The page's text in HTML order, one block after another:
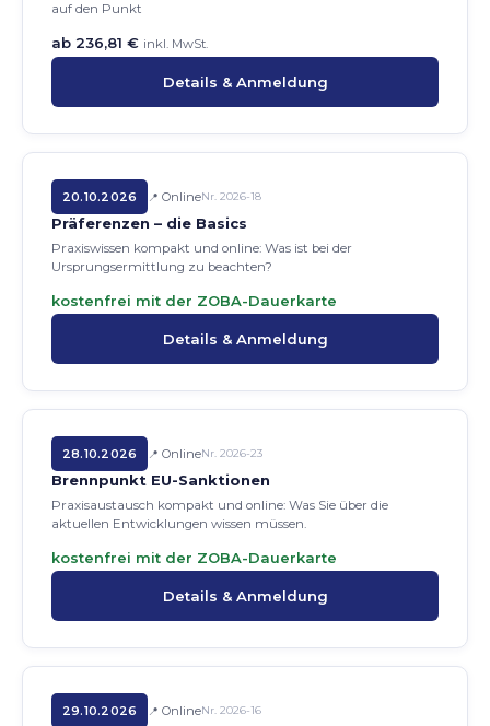
auf den Punkt
ab 236,81 € inkl. MwSt.
Details & Anmeldung
20.10.2026 OnlineNr. 2026-18
Präferenzen – die Basics
Praxiswissen kompakt und online: Was ist bei der
Ursprungsermittlung zu beachten?
kostenfrei mit der ZOBA-Dauerkarte
Details & Anmeldung
28.10.2026 OnlineNr. 2026-23
Brennpunkt EU-Sanktionen
Praxisaustausch kompakt und online: Was Sie über die
aktuellen Entwicklungen wissen müssen.
kostenfrei mit der ZOBA-Dauerkarte
Details & Anmeldung
29.10.2026 OnlineNr. 2026-16